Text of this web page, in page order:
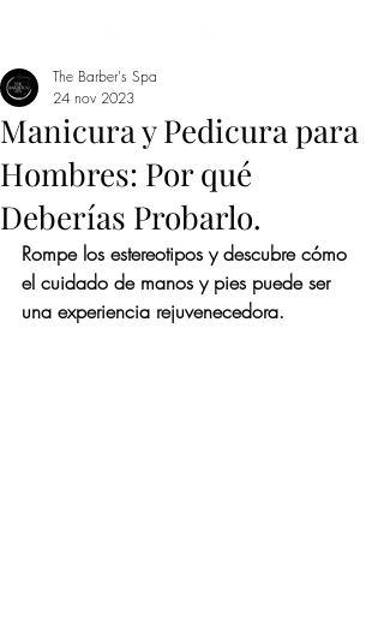
Manicura y Pedicura para
Hombres: Por qué
Deberías Probarlo.
The Barber's Spa
24 nov 2023
Rompe los estereotipos y descubre cómo
el cuidado de manos y pies puede ser
una experiencia rejuvenecedora.